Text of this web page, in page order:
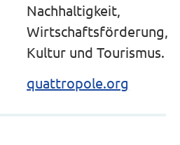
Nachhaltigkeit,
Wirtschaftsförderung,
Kultur und Tourismus.
quattropole.org